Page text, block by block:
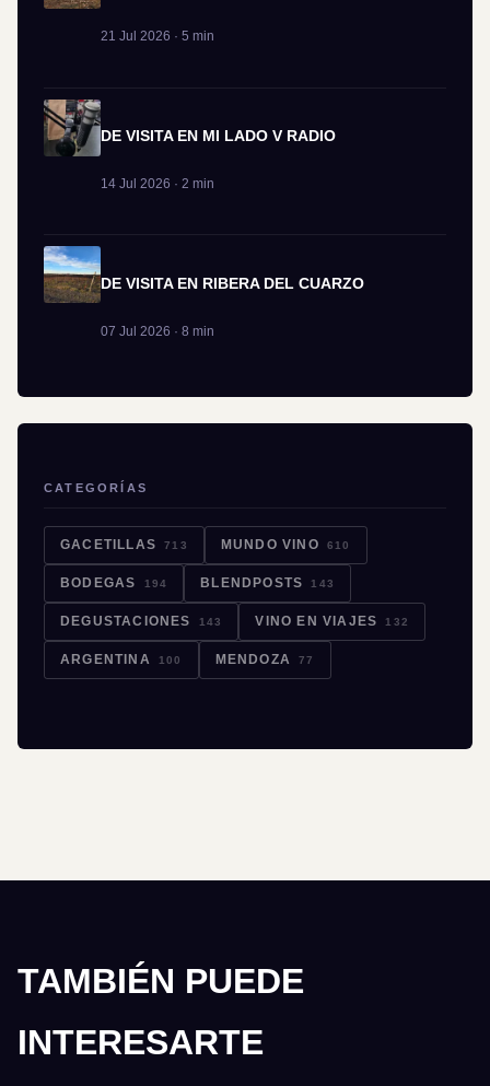
21 Jul 2026 · 5 min
DE VISITA EN MI LADO V RADIO
14 Jul 2026 · 2 min
DE VISITA EN RIBERA DEL CUARZO
07 Jul 2026 · 8 min
CATEGORÍAS
GACETILLAS 713 MUNDO VINO 610
BODEGAS 194 BLENDPOSTS 143
DEGUSTACIONES 143 VINO EN VIAJES 132
ARGENTINA 100 MENDOZA 77
TAMBIÉN PUEDE
INTERESARTE